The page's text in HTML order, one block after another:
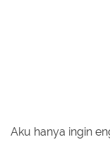
Aku hanya ingin